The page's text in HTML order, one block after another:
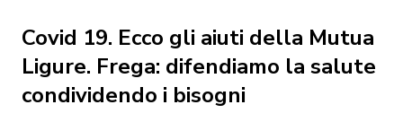
Covid 19. Ecco gli aiuti della Mutua
Ligure. Frega: difendiamo la salute
condividendo i bisogni